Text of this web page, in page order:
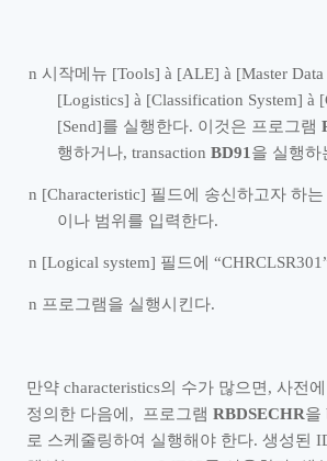
n 시작메뉴 [Tools] à [ALE] à [Master
[Logistics]à [Classification System]à
[Send]를 실행한다. 이것은 프로그램
행하거나, transactionBD91 을 실행하
n [Characteristic] 필드에 송신하고자 하는
이나 범위를 입력한다.
n [Logical system] 필드에 “CHRCLSR301
n 프로그램을 실행시킨다.
만약 characteristics의 수가 많으면 , 사전
정의한 다음에 , 프로그램 RBDSECHR을
로 스케줄링하여 실행해야 한다. 생성된